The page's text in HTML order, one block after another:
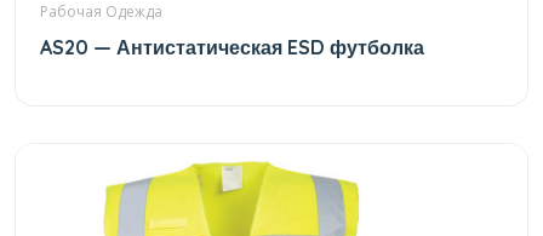
Рабочая Одежда
AS20 — Антистатическая ESD футболка